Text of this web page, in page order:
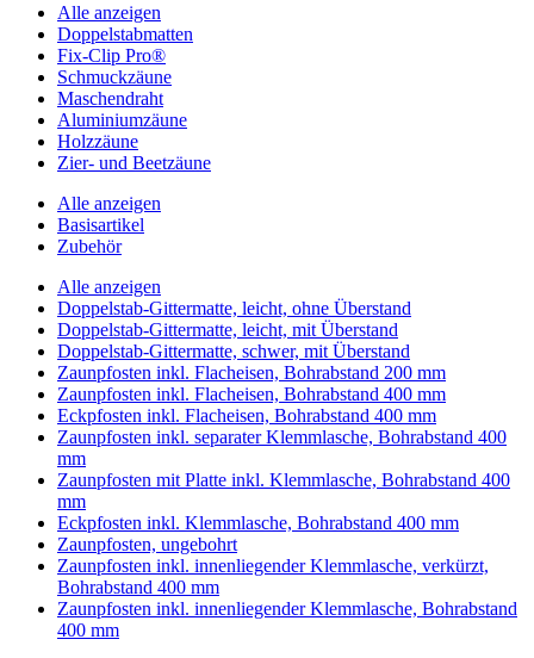
Alle anzeigen
Doppelstabmatten
Fix-Clip Pro®
Schmuckzäune
Maschendraht
Aluminiumzäune
Holzzäune
Zier- und Beetzäune
Alle anzeigen
Basisartikel
Zubehör
Alle anzeigen
Doppelstab-Gittermatte, leicht, ohne Überstand
Doppelstab-Gittermatte, leicht, mit Überstand
Doppelstab-Gittermatte, schwer, mit Überstand
Zaunpfosten inkl. Flacheisen, Bohrabstand 200 mm
Zaunpfosten inkl. Flacheisen, Bohrabstand 400 mm
Eckpfosten inkl. Flacheisen, Bohrabstand 400 mm
Zaunpfosten inkl. separater Klemmlasche, Bohrabstand 400
mm
Zaunpfosten mit Platte inkl. Klemmlasche, Bohrabstand 400
mm
Eckpfosten inkl. Klemmlasche, Bohrabstand 400 mm
Zaunpfosten, ungebohrt
Zaunpfosten inkl. innenliegender Klemmlasche, verkürzt,
Bohrabstand 400 mm
Zaunpfosten inkl. innenliegender Klemmlasche, Bohrabstand
400 mm